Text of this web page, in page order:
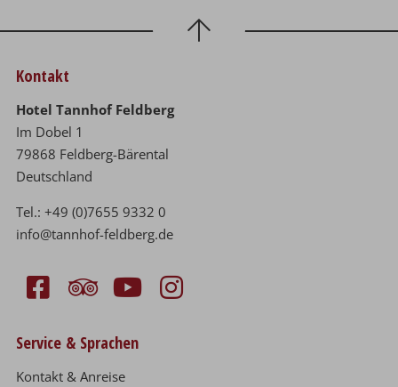
Kontakt
Hotel Tannhof Feldberg
Im Dobel 1
79868 Feldberg-Bärental
Deutschland
Tel.:+49 (0)7655 9332 0
info@tannhof-feldberg.de
Service & Sprachen
Kontakt & Anreise